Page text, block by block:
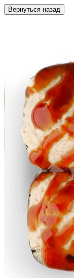
Вернуться назад